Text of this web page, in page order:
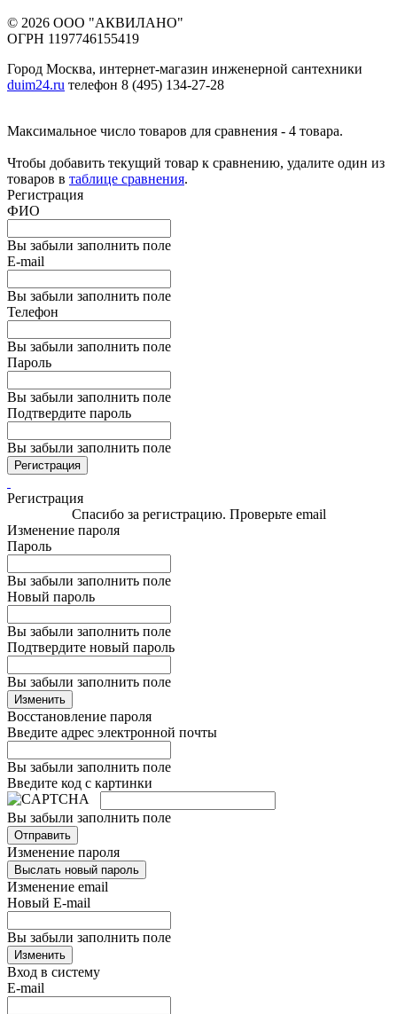
© 2026 ООО "АКВИЛАНО"
ОГРН 1197746155419
Город Москва, интернет-магазин инженерной сантехники
duim24.ru телефон 8 (495) 134-27-28
Максимальное число товаров для сравнения - 4 товара.
Чтобы добавить текущий товар к сравнению, удалите один из
товаров в таблице сравнения.
Регистрация
ФИО
Вы забыли заполнить поле
E-mail
Вы забыли заполнить поле
Телефон
Вы забыли заполнить поле
Пароль
Вы забыли заполнить поле
Подтвердите пароль
Вы забыли заполнить поле
Регистрация
Регистрация
Спасибо за регистрацию. Проверьте email
Изменение пароля
Пароль
Вы забыли заполнить поле
Новый пароль
Вы забыли заполнить поле
Подтвердите новый пароль
Вы забыли заполнить поле
Изменить
Восстановление пароля
Введите адрес электронной почты
Вы забыли заполнить поле
Введите код с картинки
Вы забыли заполнить поле
Отправить
Изменение пароля
Выслать новый пароль
Изменение email
Новый E-mail
Вы забыли заполнить поле
Изменить
Вход в систему
E-mail